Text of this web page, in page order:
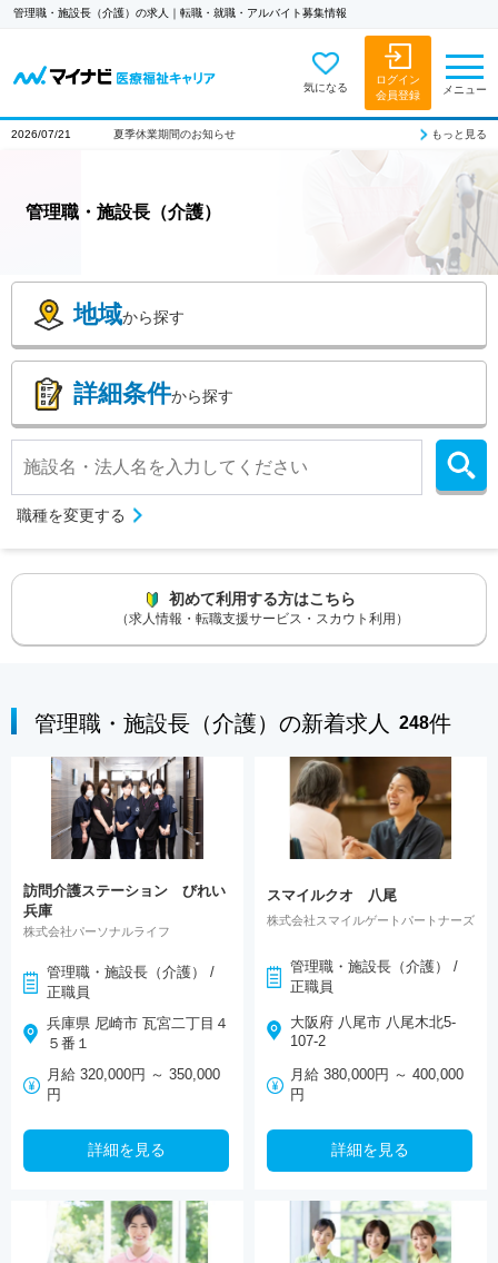
管理職・施設長（介護）の求人｜転職・就職・アルバイト募集情報
気になる
ログイン
会員登録
メニュー
2026/07/21 夏季休業期間のお知らせ もっと見る
管理職・施設長（介護）
地域から探す
詳細条件から探す
職種を変更する
初めて利用する方はこちら
（求人情報・転職支援サービス・スカウト利用）
管理職・施設長（介護）の新着求人 248件
訪問介護ステーション びれい
兵庫
株式会社パーソナルライフ
管理職・施設長（介護） /
正職員
兵庫県 尼崎市 瓦宮二丁目４
５番１
月給 320,000円 ～ 350,000
円
詳細を見る
スマイルクオ 八尾
株式会社スマイルゲートパートナーズ
管理職・施設長（介護） /
正職員
大阪府 八尾市 八尾木北5-
107-2
月給 380,000円 ～ 400,000
円
詳細を見る